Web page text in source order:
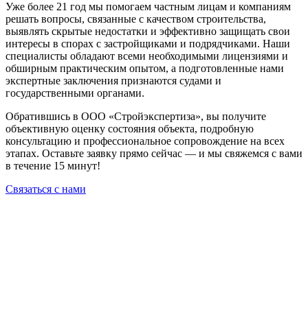
Уже более 21 год мы помогаем частным лицам и компаниям
решать вопросы, связанные с качеством строительства,
выявлять скрытые недостатки и эффективно защищать свои
интересы в спорах с застройщиками и подрядчиками. Наши
специалисты обладают всеми необходимыми лицензиями и
обширным практическим опытом, а подготовленные нами
экспертные заключения признаются судами и
государственными органами.
Обратившись в ООО «Стройэкспертиза», вы получите
объективную оценку состояния объекта, подробную
консультацию и профессиональное сопровождение на всех
этапах. Оставьте заявку прямо сейчас — и мы свяжемся с вами
в течение 15 минут!
Связаться с нами